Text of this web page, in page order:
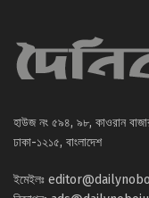
হাউজ নং ৫৯৪, ৯৮, কাওরান
ঢাকা-১২১৫, বাংলাদেশ
ইমেইলঃ